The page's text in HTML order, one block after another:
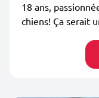
18 ans,
chiens! Ça serait